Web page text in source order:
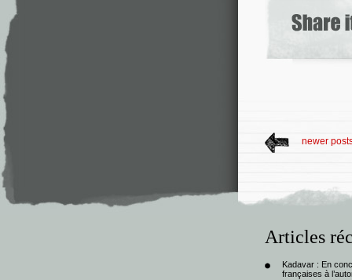
newer
Articles
Kadavar : En
françaises à